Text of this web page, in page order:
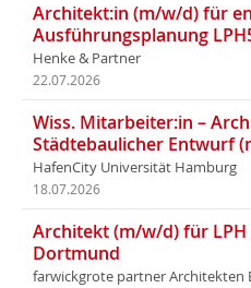
Architekt:in (m/w/d) für
Ausführungsplanung
Henke & Partner
22.07.2026
Wiss. Mitarbeiter:in –
Städtebaulicher Entwurf
HafenCity Universität Hamburg
18.07.2026
Architekt (m/w/d) für LPH
Dortmund
farwickgrote partner Architekten